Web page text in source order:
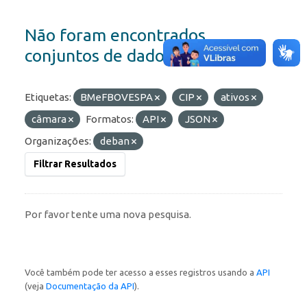
Não foram encontrados
conjuntos de dados
Etiquetas: BMeFBOVESPA CIP
ativos
câmara
Formatos: API
JSON
Organizações:
deban
Filtrar Resultados
Por favor tente uma nova pesquisa.
Você também pode ter acesso a esses registros usando a API
(veja Documentação da API).